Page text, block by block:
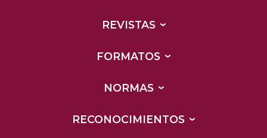
REVISTAS
FORMATOS
NORMAS
RECONOCIMIENTOS